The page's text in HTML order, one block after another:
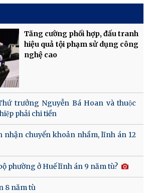
Tăng cường phối hợp, đấu tranh
hiệu quả tội phạm sử dụng công
nghệ cao
trưởng Nguyễn Bá Hoan và thuộc
phải chi tiền
nhận chuyển khoản nhầm, lĩnh án 12
phường ở Huế lĩnh án 9 năm tù?
8 năm tù